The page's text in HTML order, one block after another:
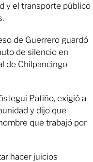
y el transporte público
de Guerrero guardó
de silencio en
de Chilpancingo
Patiño, exigió a
y dijo que
que trabajó por
hacer juicios